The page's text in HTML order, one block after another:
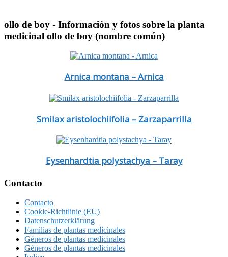
ollo de boy - Información y fotos sobre la planta
medicinal ollo de boy (nombre común)
Arnica montana – Arnica
Smilax aristolochiifolia – Zarzaparrilla
Eysenhardtia polystachya – Taray
Footer
Contacto
Contacto
Cookie-Richtlinie (EU)
Datenschutzerklärung
Familias de plantas medicinales
Géneros de plantas medicinales
Géneros de plantas medicinales